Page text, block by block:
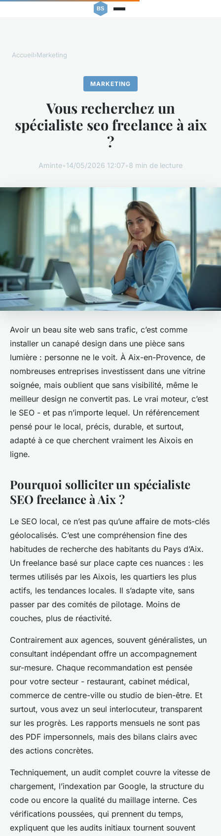
Accueil›Marketing
MARKETING
Vous recherchez un
spécialiste seo freelance à aix
?
Aminte•14/05/2026 12:07•8 min de lecture
Avoir un beau site web sans trafic, c’est comme
installer un canapé design dans une pièce sans
lumière : personne ne le voit. À Aix-en-Provence, de
nombreuses entreprises investissent dans une vitrine
soignée, mais oublient que sans visibilité, même le
meilleur design ne convertit pas. Le vrai moteur, c’est
le SEO - et pas n’importe lequel. Un référencement
pensé pour le local, précis, durable, et surtout,
adapté à ce que cherchent vraiment les Aixois en
ligne.
Pourquoi solliciter un spécialiste
SEO freelance à Aix ?
Le SEO local, ce n’est pas qu’une affaire de mots-clés
géolocalisés. C’est une compréhension fine des
habitudes de recherche des habitants du Pays d’Aix.
Un freelance basé sur place capte ces nuances : les
termes utilisés par les Aixois, les quartiers les plus
actifs, les tendances locales. Il s’adapte vite, sans
passer par des comités de pilotage. Moins de
couches, plus de réactivité.
Contrairement aux agences, souvent généralistes, un
consultant indépendant offre un accompagnement
sur-mesure. Chaque recommandation est pensée
pour votre secteur - restaurant, cabinet médical,
commerce de centre-ville ou studio de bien-être. Et
surtout, vous avez un seul interlocuteur, transparent
sur les progrès. Les rapports mensuels ne sont pas
des PDF impersonnels, mais des bilans clairs avec
des actions concrètes.
Techniquement, un audit complet couvre la vitesse de
chargement, l’indexation par Google, la structure du
code ou encore la qualité du maillage interne. Ces
vérifications poussées, qui prennent du temps,
expliquent que les audits initiaux tournent souvent